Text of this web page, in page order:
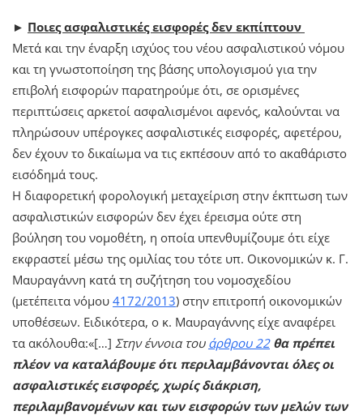
► Ποιες ασφαλιστικές εισφορές δεν εκπίπτουν
Μετά και την έναρξη ισχύος του νέου ασφαλιστικού νόμου
και τη γνωστοποίηση της βάσης υπολογισμού για την
επιβολή εισφορών παρατηρούμε ότι, σε ορισμένες
περιπτώσεις αρκετοί ασφαλισμένοι αφενός, καλούνται να
πληρώσουν υπέρογκες ασφαλιστικές εισφορές, αφετέρου,
δεν έχουν το δικαίωμα να τις εκπέσουν από το ακαθάριστο
εισόδημά τους.
Η διαφορετική φορολογική μεταχείριση στην έκπτωση των
ασφαλιστικών εισφορών δεν έχει έρεισμα ούτε στη
βούληση του νομοθέτη, η οποία υπενθυμίζουμε ότι είχε
εκφραστεί μέσω της ομιλίας του τότε υπ. Οικονομικών κ. Γ.
Μαυραγάννη κατά τη συζήτηση του νομοσχεδίου
(μετέπειτα νόμου 4172/2013) στην επιτροπή οικονομικών
υποθέσεων. Ειδικότερα, ο κ. Μαυραγάννης είχε αναφέρει
τα ακόλουθα:«[…] Στην έννοια του άρθρου 22θα πρέπει
πλέον να καταλάβουμε ότι περιλαμβάνονται όλες οι
ασφαλιστικές εισφορές, χωρίς διάκριση,
περιλαμβανομένων και των εισφορών των μελών των